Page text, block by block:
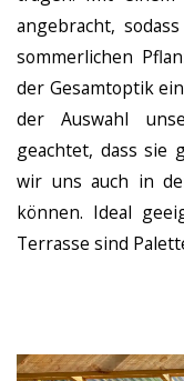
angebracht,
sommerlichen
der Gesamtoptik
der Auswahl
geachtet, dass sie
wir uns auch in
können. Ideal
Terrasse sind